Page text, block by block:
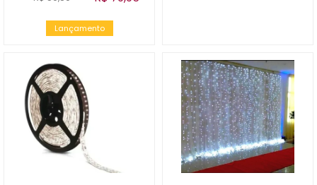
Lançamento